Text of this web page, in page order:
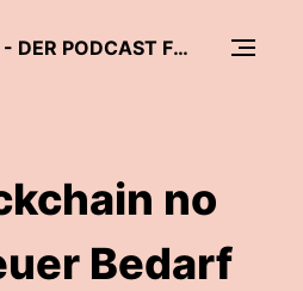
HÄRTING.FM - DER PODCAST FÜR RECHT, TECHNOLOGIE UND MEDIEN
no
Bedarf